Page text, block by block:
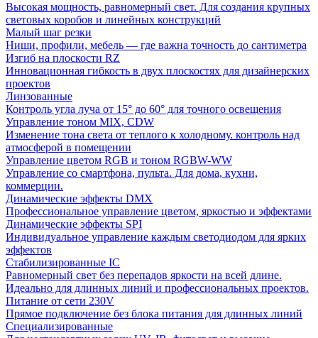
Высокая мощность, равномерный свет. Для создания крупных
световых коробов и линейных конструкций
Малый шаг резки
Ниши, профили, мебель — где важна точность до сантиметра
Изгиб на плоскости RZ
Инновационная гибкость в двух плоскостях для дизайнерских
проектов
Линзованные
Контроль угла луча от 15° до 60° для точного освещения
Управление тоном MIX, CDW
Изменение тона света от теплого к холодному. контроль над
атмосферой в помещении
Управление цветом RGB и тоном RGBW-WW
Управление со смартфона, пульта. Для дома, кухни,
коммерции.
Динамические эффекты DMX
Профессиональное управление цветом, яркостью и эффектами
Динамические эффекты SPI
Индивидуальное управление каждым светодиодом для ярких
эффектов
Стабилизированные IC
Равномерный свет без перепадов яркости на всей длине.
Идеально для длинных линий и профессиональных проектов.
Питание от сети 230V
Прямое подключение без блока питания для длинных линий
Специализированные